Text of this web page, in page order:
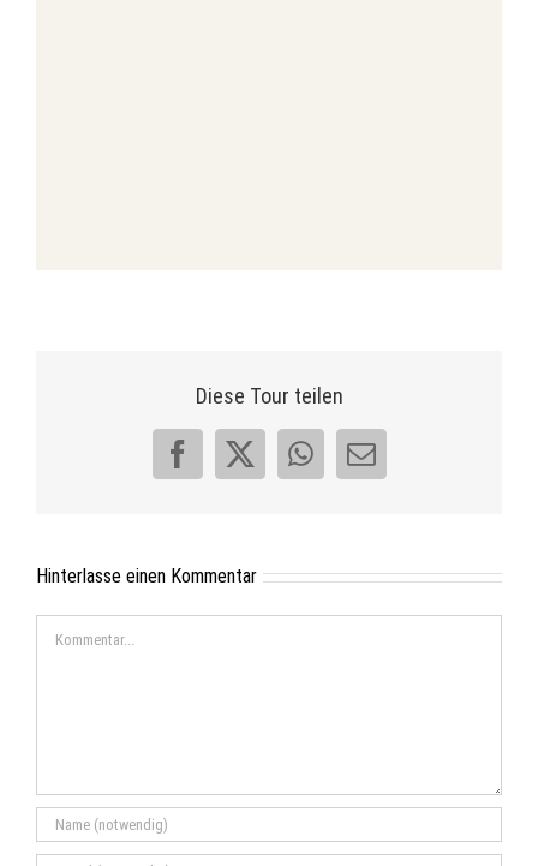
Diese Tour teilen
Facebook
X WhatsApp
E-
Hinterlasse einen Kommentar
Kommentar